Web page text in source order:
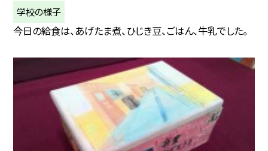
学校の様子
今日の給食は、あげたま煮、ひじき豆、ごはん、牛乳でした。